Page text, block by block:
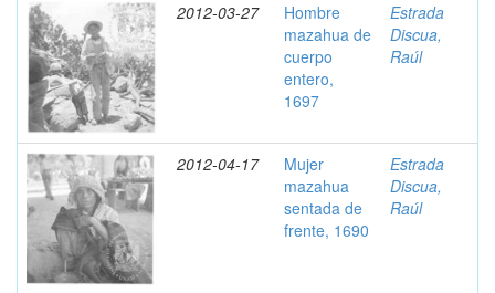
2012-03-27
Hombre
mazahua de
cuerpo
entero,
1697
Estrada
Discua,
Raúl
2012-04-17
Mujer
mazahua
sentada de
frente, 1690
Estrada
Discua,
Raúl